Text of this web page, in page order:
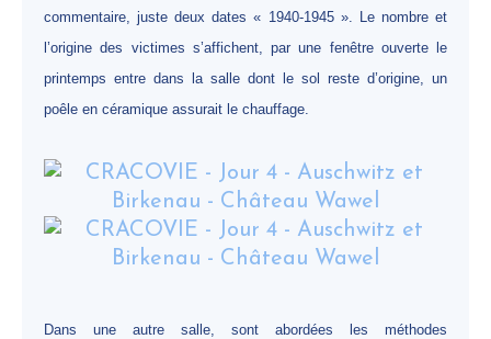
commentaire, juste deux dates « 1940-1945 ». Le nombre et
l’origine des victimes s’affichent, par une fenêtre ouverte le
printemps entre dans la salle dont le sol reste d’origine, un
poêle en céramique assurait le chauffage.
Dans une autre salle, sont abordées les méthodes